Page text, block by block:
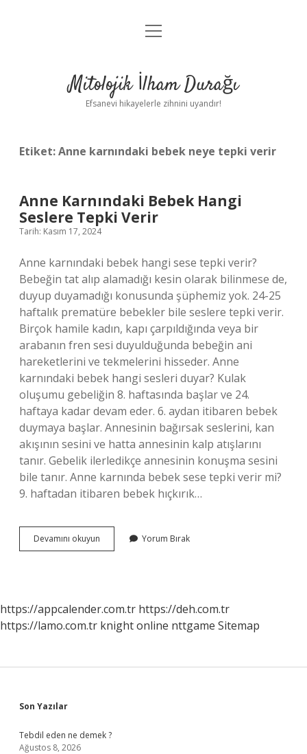
Anasayfa
Yasal Uyarı
menüyü
Mitolojik İlham Durağı
Efsanevi hikayelerle zihnini uyandır!
Etiket:Anne karnındaki bebek neye tepki verir
Anne Karnındaki Bebek Hangi
Seslere Tepki Verir
Tarih: Kasım 17, 2024
Anne karnındaki bebek hangi sese tepki verir?
Bebeğin tat alıp alamadığı kesin olarak bilinmese de,
duyup duyamadığı konusunda şüphemiz yok. 24-25
haftalık prematüre bebekler bile seslere tepki verir.
Birçok hamile kadın, kapı çarpıldığında veya bir
arabanın fren sesi duyulduğunda bebeğin ani
hareketlerini ve tekmelerini hisseder. Anne
karnındaki bebek hangi sesleri duyar? Kulak
oluşumu gebeliğin 8. haftasında başlar ve 24.
haftaya kadar devam eder. 6. aydan itibaren bebek
duymaya başlar. Annesinin bağırsak seslerini, kan
akışının sesini ve hatta annesinin kalp atışlarını
tanır. Gebelik ilerledikçe annesinin konuşma sesini
bile tanır. Anne karnında bebek sese tepki verir mi?
9. haftadan itibaren bebek hıçkırık…
Devamını okuyun
Karnındaki
Verir
Yorum Bırak
https://appcalender.com.tr https://deh.com.tr
https://lamo.com.tr knight online nttgame Sitemap
Sidebar
Son Yazılar
Tebdil eden ne demek ?
Ağustos 8, 2026